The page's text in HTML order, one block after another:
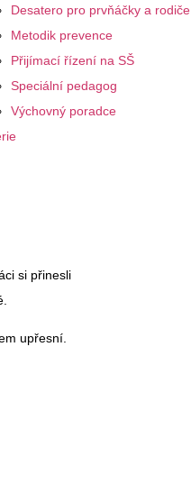
Desatero pro prvňáčky a rodiče
Metodik prevence
Přijímací řízení na SŠ
Speciální pedagog
Výchovný poradce
si přinesli
upřesní.